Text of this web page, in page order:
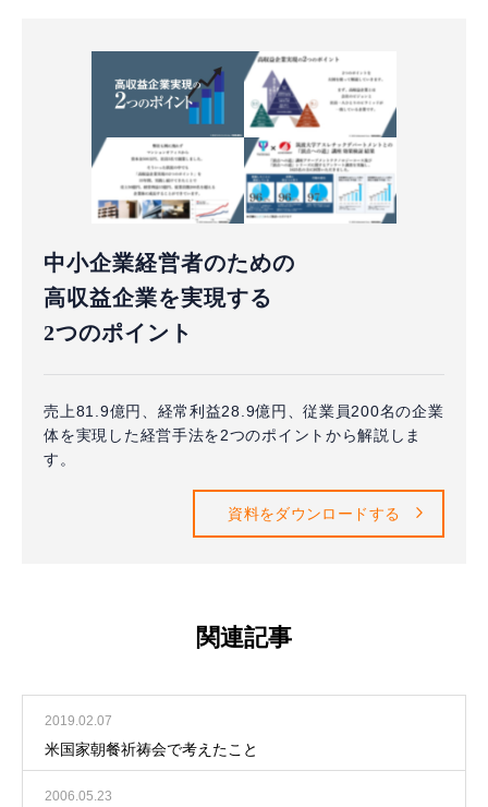
中小企業経営者のための
高収益企業を実現する
2つのポイント
売上81.9億円、経常利益28.9億円、従業員200名の企業
体を実現した経営手法を2つのポイントから解説しま
す。
資料をダウンロードする
関連記事
2019.02.07
米国家朝餐祈祷会で考えたこと
2006.05.23